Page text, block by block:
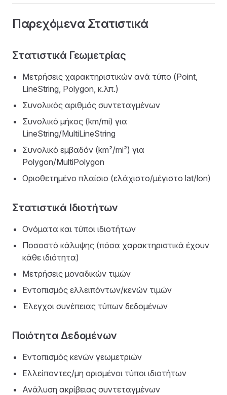
Παρεχόμενα Στατιστικά
Στατιστικά Γεωμετρίας
Μετρήσεις χαρακτηριστικών ανά τύπο (Point,
LineString, Polygon, κ.λπ.)
Συνολικός αριθμός συντεταγμένων
Συνολικό μήκος (km/mi) για
LineString/MultiLineString
Συνολικό εμβαδόν (km²/mi²) για
Polygon/MultiPolygon
Οριοθετημένο πλαίσιο (ελάχιστο/μέγιστο lat/lon)
Στατιστικά Ιδιοτήτων
Ονόματα και τύποι ιδιοτήτων
Ποσοστό κάλυψης (πόσα χαρακτηριστικά έχουν
κάθε ιδιότητα)
Μετρήσεις μοναδικών τιμών
Εντοπισμός ελλειπόντων/κενών τιμών
Έλεγχοι συνέπειας τύπων δεδομένων
Ποιότητα Δεδομένων
Εντοπισμός κενών γεωμετριών
Ελλείποντες/μη ορισμένοι τύποι ιδιοτήτων
Ανάλυση ακρίβειας συντεταγμένων